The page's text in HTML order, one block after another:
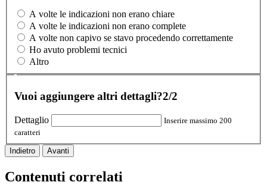
A volte le indicazioni non erano chiare
A volte le indicazioni non erano complete
A volte non capivo se stavo procedendo correttamente
Ho avuto problemi tecnici
Altro
Vuoi aggiungere altri dettagli?2/2
Dettaglio
Inserire massimo 200
caratteri
Indietro Avanti
Contenuti correlati